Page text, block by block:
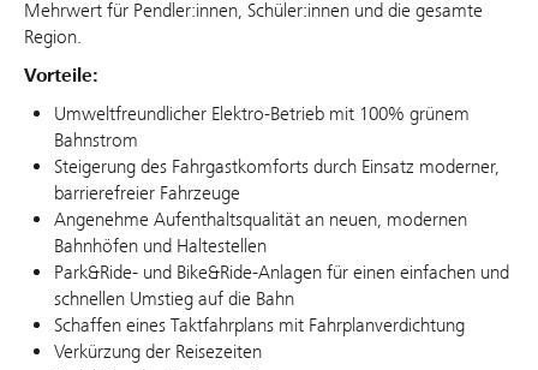
Mehrwert für Pendler:innen, Schüler:innen und die gesamte
Region.
Vorteile:
Umweltfreundlicher Elektro-Betrieb mit 100% grünem
Bahnstrom
Steigerung des Fahrgastkomforts durch Einsatz moderner,
barrierefreier Fahrzeuge
Angenehme Aufenthaltsqualität an neuen, modernen
Bahnhöfen und Haltestellen
Park&Ride- und Bike&Ride-Anlagen für einen einfachen und
schnellen Umstieg auf die Bahn
Schaffen eines Taktfahrplans mit Fahrplanverdichtung
Verkürzung der Reisezeiten